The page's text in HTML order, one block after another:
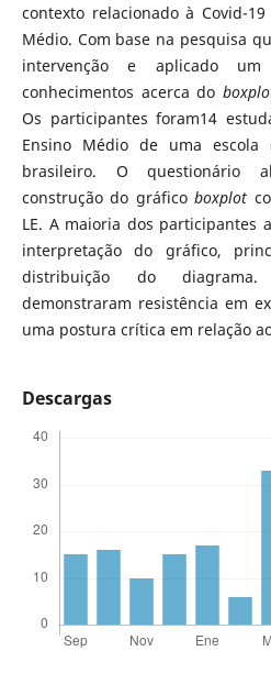
contexto relacionado à Covid-
Médio. Com base na pesquisa
intervenção e aplicado
conhecimentos acerca do
Os participantes foram14
Ensino Médio de uma escola
brasileiro. O questionário
construção do gráficoboxplot
LE. A maioria dos participantes
interpretação do gráfico,
distribuição do
demonstraram resistência em
uma postura crítica em relação
Descargas